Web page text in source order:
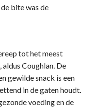
bite was de
tot het meest
Coughlan. De
gewilde snack is een
in de gaten houdt.
voeding en de